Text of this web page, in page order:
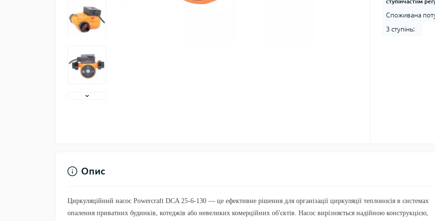
Споживана
3 ступінь:
Опис
Циркуляційний насос Powercraft DCA 25-6-130 — це ефективне рішення для організації циркуляції теплоносія в системах
опалення приватних будинків, котеджів або невеликих комерційних об'єктів. Насос вирізняється надійною конструкцією,